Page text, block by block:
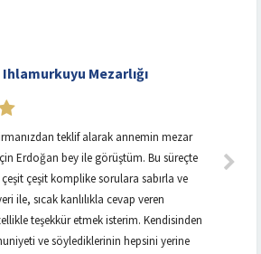
Ihlamurkuyu Mezarlığı
teklif alarak annemin mezar
Erdoğan bey ile görüştüm. Bu süreçte
çeşit komplike sorulara sabırla ve
ile, sıcak kanlılıkla cevap veren
teşekkür etmek isterim. Kendisinden
ve söylediklerinin hepsini yerine